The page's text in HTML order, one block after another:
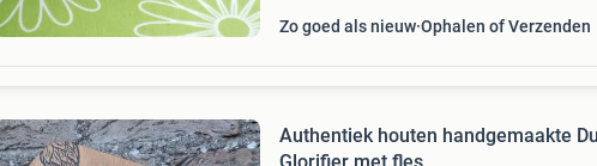
Zo goed als nieuw Ophalen of Verzenden
Authentiek houten handgemaakte